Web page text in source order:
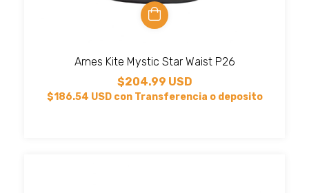
Arnes Kite Mystic Star Waist P26
$204.99 USD
$186.54 USD con Transferencia o deposito